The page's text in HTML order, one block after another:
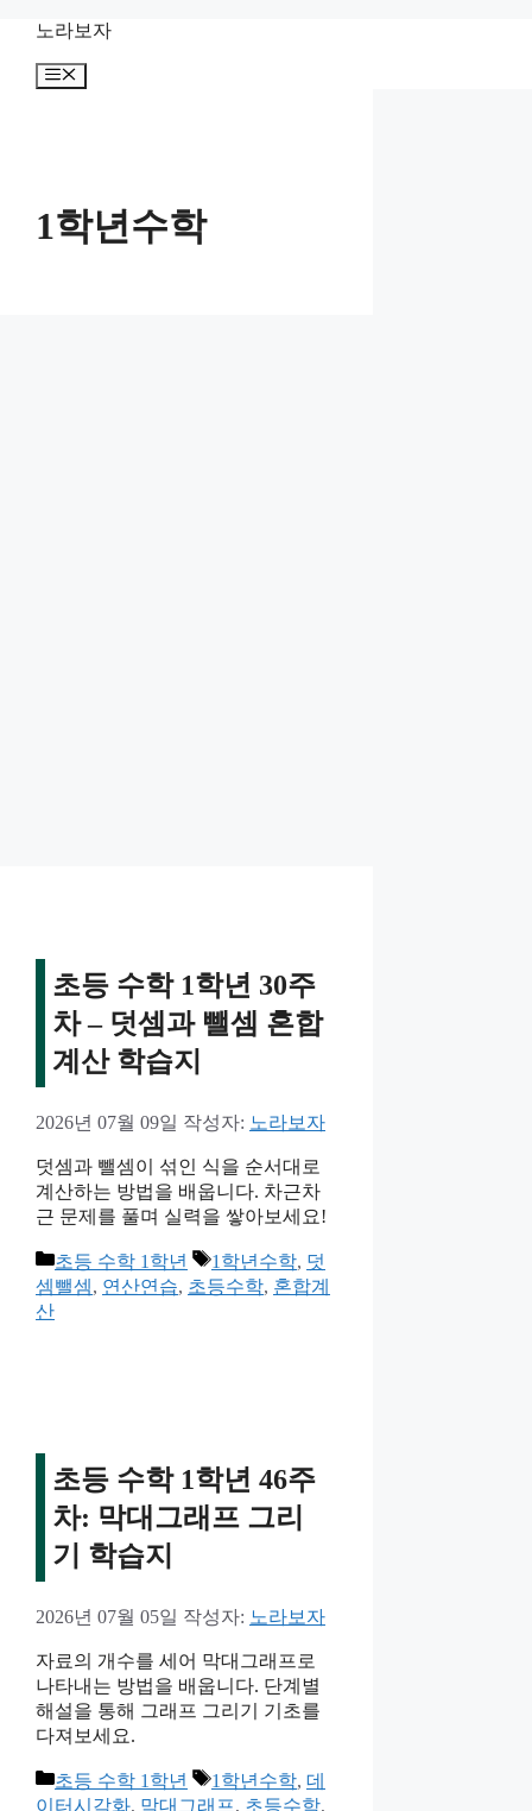
노라보자
메
1학년수학
초등 수학 1학년 30주
차 – 덧셈과 뺄셈 혼합
계산 학습지
2026년 07월 09일 작성자: 노라보자
덧셈과 뺄셈이 섞인 식을 순서대로
계산하는 방법을 배웁니다. 차근차
근 문제를 풀며 실력을 쌓아보세요!
카
테
고
초등 수학 1학년
태
그
1학년수학, 덧
셈뺄셈, 연산연습, 초등수학, 혼합계
산
초등 수학 1학년 46주
차: 막대그래프 그리
기 학습지
2026년 07월 05일 작성자: 노라보자
자료의 개수를 세어 막대그래프로
나타내는 방법을 배웁니다. 단계별
해설을 통해 그래프 그리기 기초를
다져보세요.
카
테
초등 수학 1학년
태
그
1학년수학, 데
이터시각화, 막대그래프, 초등수학,